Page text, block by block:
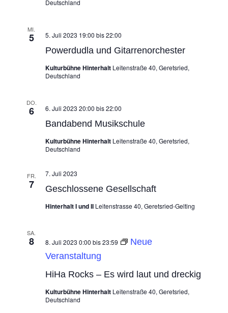
Deutschland
MI.
5
Powerdudla und Gitarrenorchester
5. Juli 2023 19:00 bis22:00
Kulturbühne Hinterhalt Leitenstraße 40, Geretsried,
Deutschland
DO.
6
Bandabend Musikschule
6. Juli 2023 20:00 bis22:00
Kulturbühne Hinterhalt Leitenstraße 40, Geretsried,
Deutschland
FR.
7 Geschlossene Gesellschaft
7. Juli 2023
Hinterhalt I und II Leitenstrasse 40, Geretsried-Gelting
SA.
8
HiHa Rocks – Es wird laut und dreckig
8. Juli 2023 0:00 bis23:59
Neue
Veranstaltung
Kulturbühne Hinterhalt Leitenstraße 40, Geretsried,
Deutschland